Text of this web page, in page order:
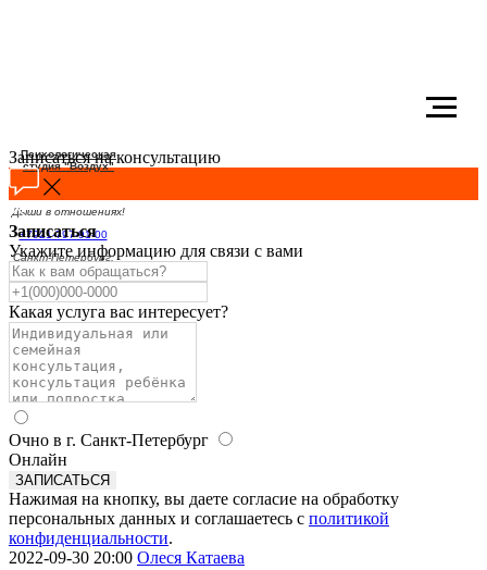
Психологическая
студия "Воздух"
Дыши в отношениях!
+7921-797-91-00
Санкт-Петербург,
Благодатная, 55
Записаться на консультацию
Записаться
Укажите информацию для связи с вами
Какая услуга вас интересует?
Очно в г. Санкт-Петербург
Онлайн
ЗАПИСАТЬСЯ
Нажимая на кнопку, вы даете согласие на обработку
персональных данных и соглашаетесь c политикой
конфиденциальности.
2022-09-30 20:00 Олеся Катаева